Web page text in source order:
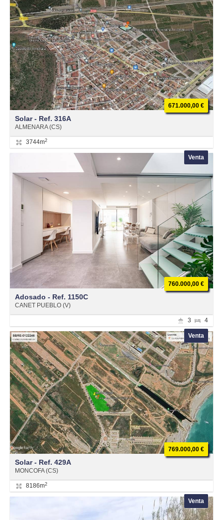
671.000,00 €
Solar - Ref. 316A
ALMENARA (CS)
3744m2
Venta
760.000,00 €
Adosado - Ref. 1150C
CANET PUEBLO (V)
4
3
Venta
769.000,00 €
Solar - Ref. 429A
MONCOFA (CS)
8186m2
Venta